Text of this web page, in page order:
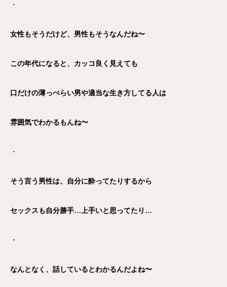
・
女性もそうだけど、男性もそうなんだね〜
この年代になると、カッコ良く見えても
口だけの薄っぺらい男や適当な生き方してる人は
雰囲気でわかるもんね〜
・
そう言う男性は、自分に酔ってたりするから
セックスも自分勝手…上手いと思ってたり…
・
なんとなく、話しているとわかるんだよね〜